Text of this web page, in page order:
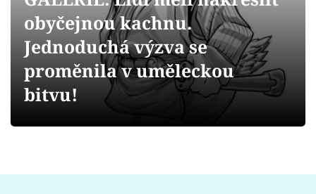
Videa
Sledujte prima+
obyčejnou kachnu.
Jednoduchá výzva se
proměnila v uměleckou
bitvu!